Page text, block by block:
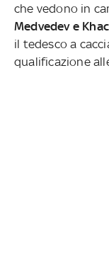
che vedono in
Medvedev e
il tedesco a
qualificazione